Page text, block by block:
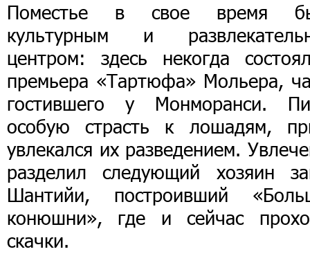
Поместье в свое время
культурным и
центром: здесь некогда
премьера «Тартюфа» Мольера,
гостившего у Монморанси.
особую страсть к лошадям,
увлекался их разведением.
разделил следующий хозяин
Шантийи, построивший
конюшни», где и сейчас
скачки.